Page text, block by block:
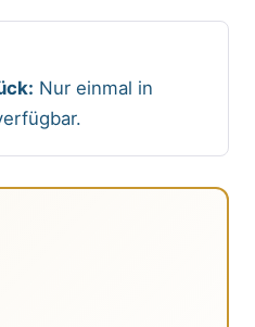
Nur einmal in